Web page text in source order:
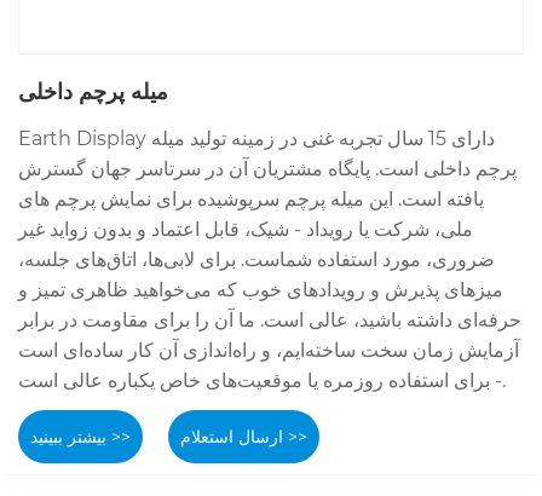
میله پرچم داخلی
Earth Display دارای 15 سال تجربه غنی در زمینه تولید میله
پرچم داخلی است. پایگاه مشتریان آن در سرتاسر جهان گسترش
یافته است. این میله پرچم سرپوشیده برای نمایش پرچم های
ملی، شرکت یا رویداد - شیک، قابل اعتماد و بدون زواید غیر
ضروری، مورد استفاده شماست. برای لابی‌ها، اتاق‌های جلسه،
میزهای پذیرش و رویدادهای خوب که می‌خواهید ظاهری تمیز و
حرفه‌ای داشته باشید، عالی است. ما آن را برای مقاومت در برابر
آزمایش زمان سخت ساخته‌ایم، و راه‌اندازی آن کار ساده‌ای است
- برای استفاده روزمره یا موقعیت‌های خاص یکباره عالی است.
بیشتر ببینید >> ارسال استعلام >>